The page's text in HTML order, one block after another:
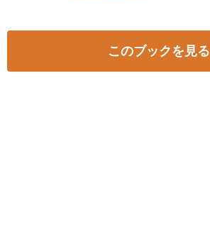
このブックを見る